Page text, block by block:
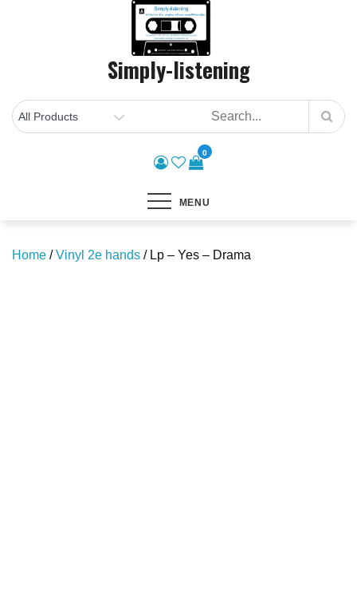
Simply-listening
0
MENU
Home /Vinyl 2e hands / Lp – Yes – Drama